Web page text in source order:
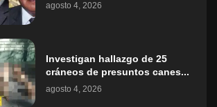
agosto 4, 2026
Investigan hallazgo de 25
cráneos de presuntos canes...
agosto 4, 2026